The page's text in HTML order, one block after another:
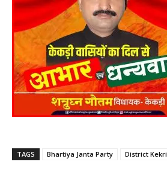
TAGS Bhartiya Janta Party District Kekri